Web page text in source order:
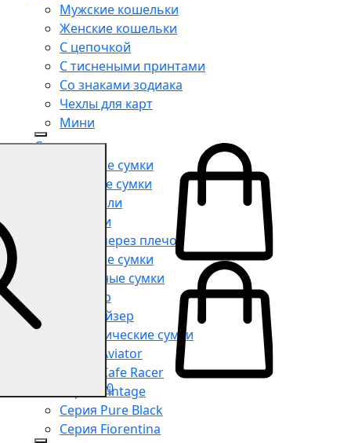
Мужские кошельки
Женские кошельки
С цепочкой
С тиснеными принтами
Со знаками зодиака
Чехлы для карт
Мини
Сумки
Мужские сумки
Женские сумки
Портфели
Рюкзаки
Сумки через плечо
Поясные сумки
Дорожные сумки
Шоппер
Органайзер
Косметические сумки
Серия Aviator
Серия Cafe Racer
Серия Vintage
Серия Pure Black
Серия Fiorentina
0